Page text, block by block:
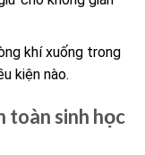
khí xuống trong
kiện nào.
toàn sinh học